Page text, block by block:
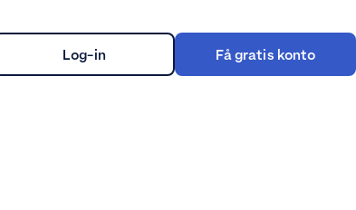
Log-in Få gratis konto